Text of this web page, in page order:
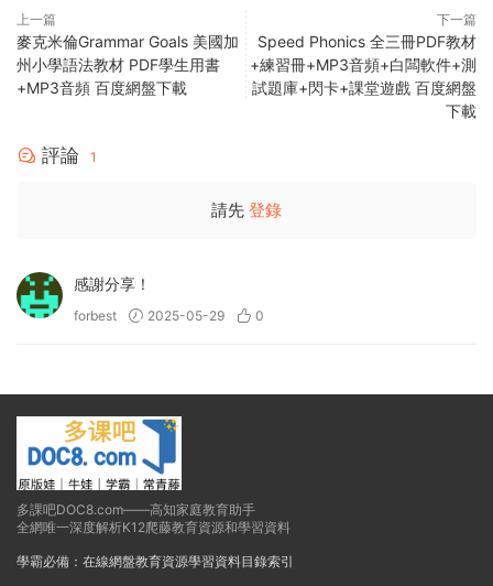
上一篇
麥克米倫Grammar Goals 美國加
州小學語法教材 PDF學生用書
+MP3音頻 百度網盤下載
下一篇
Speed Phonics 全三冊PDF教材
+練習冊+MP3音頻+白闆軟件+測
試題庫+閃卡+課堂遊戲 百度網盤
下載
評論 1
請先 登錄
感謝分享！
forbest 2025-05-29 0
多課吧DOC8.com——高知家庭教育助手
全網唯一深度解析K12爬藤教育資源和學習資料
學霸必備：在線網盤教育資源學習資料目錄索引